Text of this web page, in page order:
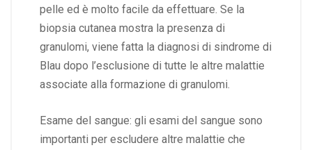
pelle ed è molto facile da effettuare. Se la
biopsia cutanea mostra la presenza di
granulomi, viene fatta la diagnosi di sindrome di
Blau dopo l’esclusione di tutte le altre malattie
associate alla formazione di granulomi.
Esame del sangue: gli esami del sangue sono
importanti per escludere altre malattie che